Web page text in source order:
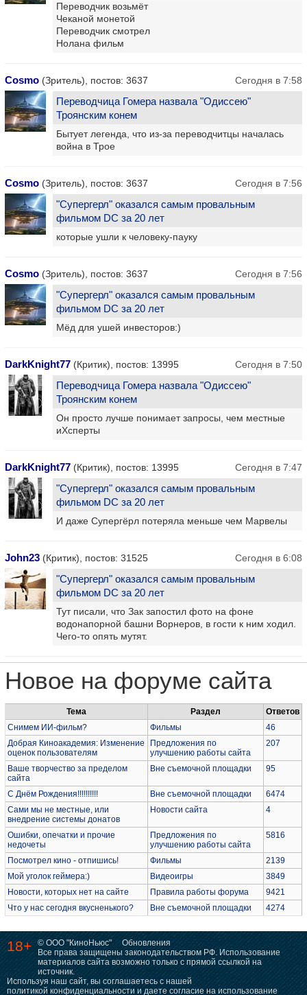
Переводчик возьмёт
Чеканой монетой
Переводчик смотрел
Нолана фильм
Cosmo (Зритель), постов: 3637 Сегодня в 7:58
Переводчица Гомера назвала "Одиссею"
Троянским конем
Бытует легенда, что из-за переводчитцы началась
война в Трое
Cosmo (Зритель), постов: 3637 Сегодня в 7:56
"Супергерл" оказался самым провальным
фильмом DC за 20 лет
которые ушли к человеку-пауку
Cosmo (Зритель), постов: 3637 Сегодня в 7:56
"Супергерл" оказался самым провальным
фильмом DC за 20 лет
Мёд для ушей инвесторов:)
DarkKnight77 (Критик), постов: 13995 Сегодня в 7:50
Переводчица Гомера назвала "Одиссею"
Троянским конем
Он просто лучше понимает запросы, чем местные
иХсперты
DarkKnight77 (Критик), постов: 13995 Сегодня в 7:47
"Супергерл" оказался самым провальным
фильмом DC за 20 лет
И даже Супергёрл потеряла меньше чем Марвелы
John23 (Критик), постов: 31525 Сегодня в 6:08
"Супергерл" оказался самым провальным
фильмом DC за 20 лет
Тут писали, что Зак запостил фото на фоне
водонапорной башни Ворнеров, в гости к ним ходил.
Чего-то опять мутят.
Новое на форуме сайта
Тема Раздел
Ответов
Снимем ИИ-фильм?
Фильмы
46
Добрая Киноакадемия: Изменение
оценок пользователям
Предложения по
улучшению работы сайта
207
Ваше творчество за пределом
сайта
Вне съемочной площадки 95
С Днём Рождения!!!!!!!!!! Вне съемочной площадки
6474
Сами мы не местные, или
внедрение системы донатов
Новости сайта 4
Ошибки, опечатки и прочие
недочеты
Предложения по
улучшению работы сайта
5816
Посмотрел кино - отпишись! Фильмы
2139
Мой уголок геймера:)
Видеоигры
3849
Новости, которых нет на сайте
Правила работы форума
9421
Что у нас сегодня вкусненького?
Вне съемочной площадки 4274
18+ © ООО "КиноНьюс"
Обновления
Все права защищены законодательством РФ. Использование
материалов сайта возможно только с прямой ссылкой на
источник.
Используя наш сайт, вы соглашаетесь с нашей
политикой конфиденциальности и даете согласие на использование